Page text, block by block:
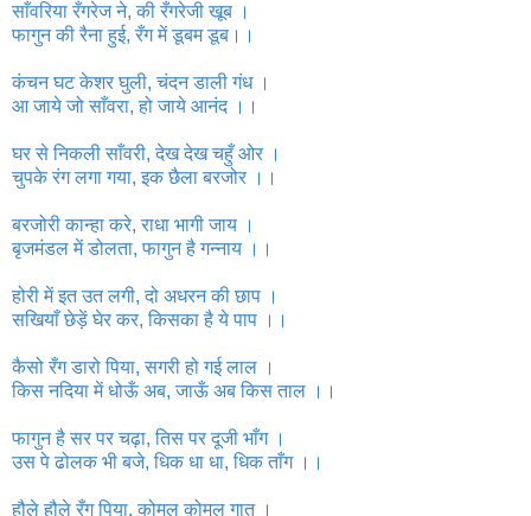
साँवरिया रँगरेज ने, की रँगरेजी खूब ।
फागुन की रैना हुई, रँग में डूबम डूब।।
कंचन घट केशर घुली, चंदन डाली गंध ।
आ जाये जो साँवरा, हो जाये आनंद ।।
घर से निकली साँवरी, देख देख चहुँ ओर ।
चुपके रंग लगा गया, इक छैला बरजोर ।।
बरजोरी कान्‍हा करे, राधा भागी जाय ।
बृजमंडल में डोलता, फागुन है गन्नाय ।।
होरी में इत उत लगी, दो अधरन की छाप ।
सखियाँ छेड़ें घेर कर, किसका है ये पाप ।।
कैसो रँग डारो पिया, सगरी हो गई लाल ।
किस नदिया में धोऊँ अब, जाऊँ अब किस ताल ।।
फागुन है सर पर चढ़ा, तिस पर दूजी भाँग ।
उस पे ढोलक भी बजे, धिक धा धा, धिक ताँग ।।
हौले हौले रँग पिया, कोमल कोमल गात ।